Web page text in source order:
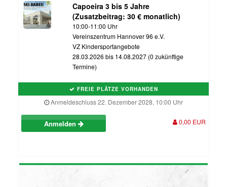
Capoeira 3 bis 5 Jahre
(Zusatzbeitrag: 30 € monatlich)
10:00-11:00 Uhr
Vereinszentrum Hannover 96 e.V.
VZ Kindersportangebote
28.03.2026 bis 14.08.2027 (0 zukünftige
Termine)
FREIE PLÄTZE VORHANDEN
Anmeldeschluss 22. Dezember 2028, 10:00 Uhr
Anmelden 0,00 EUR